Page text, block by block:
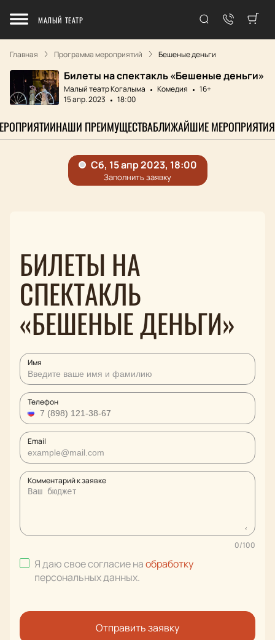
МАЛЫЙ ТЕАТР
Главная Программа мероприятий Бешеные деньги
Билеты на спектакль «Бешеные деньги»
Малый театр Когалыма Комедия
16+
15 апр. 2023
18:00
НАШИ ПРЕИМУЩЕСТВАБЛИЖАЙШИЕ МЕРОПРИЯТИЯ
БИЛЕТЫ НА
СПЕКТАКЛЬ
«БЕШЕНЫЕ ДЕНЬГИ»
Имя
Телефон
Email
Комментарий к заявке
0/100
Я даю свое согласие наобработку
персональных данных.
Отправить заявку